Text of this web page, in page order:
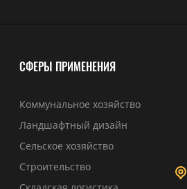
СФЕРЫ ПРИМЕНЕНИЯ
Коммунальное хозяйство
Ландшафтный дизайн
Сельское хозяйство
Строительство